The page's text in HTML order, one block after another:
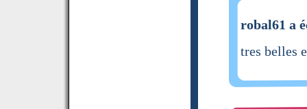
robal61 a
tres belles